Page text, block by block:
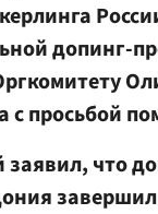
допинг-
просьбой
что